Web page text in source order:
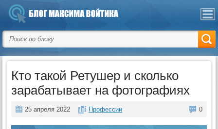
Кто такой Ретушер и сколько
зарабатывает на фотографиях
25 апреля 2022 Профессии 0